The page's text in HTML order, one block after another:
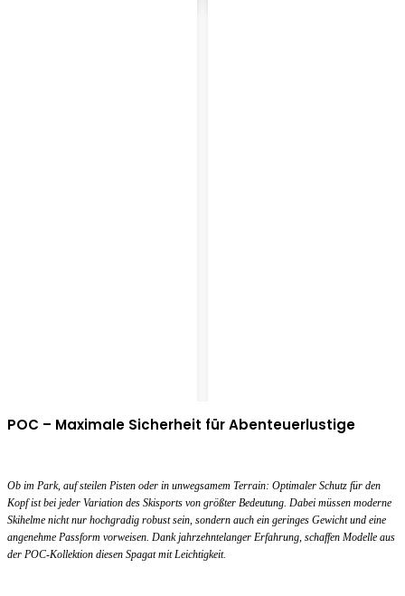
POC – Maximale Sicherheit für Abenteuerlustige
Ob im Park, auf steilen Pisten oder in unwegsamem Terrain: Optimaler Schutz für den
Kopf ist bei jeder Variation des Skisports von größter Bedeutung. Dabei müssen moderne
Skihelme nicht nur hochgradig robust sein, sondern auch ein geringes Gewicht und eine
angenehme Passform vorweisen. Dank jahrzehntelanger Erfahrung, schaffen Modelle aus
der POC-Kollektion diesen Spagat mit Leichtigkeit.